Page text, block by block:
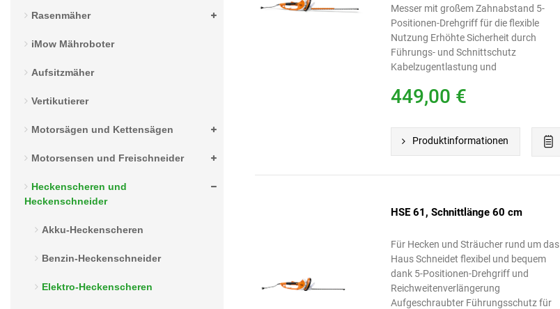
Rasenmäher
iMow Mähroboter
Aufsitzmäher
Vertikutierer
Motorsägen und Kettensägen
Motorsensen und Freischneider
Heckenscheren und
Heckenschneider
Akku-Heckenscheren
Benzin-Heckenschneider
Elektro-Heckenscheren
Messer mit großem Zahnabstand 5-
Positionen-Drehgriff für die flexible
Nutzung Erhöhte Sicherheit durch
Führungs- und Schnittschutz
Kabelzugentlastung und
bequeme Nutzung
449,00 €
Produktinformationen
HSE 61, Schnittlänge 60 cm
Für Hecken und Sträucher rund um das
Haus Schneidet flexibel und bequem
dank 5-Positionen-Drehgriff und
Reichweitenverlängerung
Aufgeschraubter Führungsschutz für